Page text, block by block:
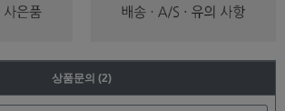
상품문의 (2)